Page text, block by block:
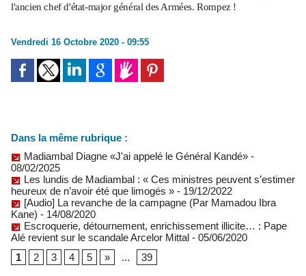
l'ancien chef d'état-major général des Armées. Rompez !
Vendredi 16 Octobre 2020 - 09:55
Dans la même rubrique :
Madiambal Diagne «J'ai appelé le Général Kandé» -
08/02/2025
Les lundis de Madiambal : « Ces ministres peuvent s’estimer
heureux de n’avoir été que limogés » - 19/12/2022
[Audio] La revanche de la campagne (Par Mamadou Ibra
Kane) - 14/08/2020
Escroquerie, détournement, enrichissement illicite… : Pape
Alé revient sur le scandale Arcelor Mittal - 05/06/2020
1
2 3 4 5 » ... 39